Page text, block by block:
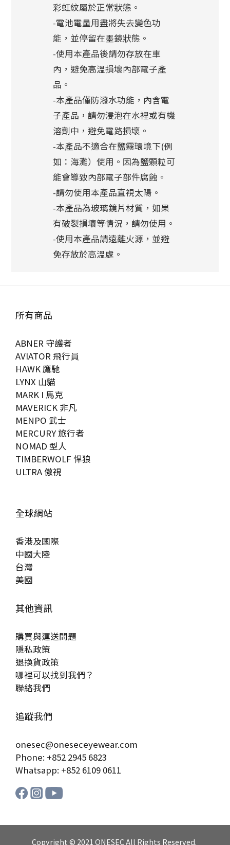
彩虹紋屬於正常狀態。
-電池電量用盡將失去變色功
能，並停留在墨鏡狀態。
-使用本產品後請勿存放在車
內，避免高溫損壞內部電子產
品。
-本產品僅防潑水功能，內含電
子產品，請勿浸泡在水裡或有機
溶劑中，避免電路損壞。
-本產品不適合在鹽霧環境下(例
如：海灘）使用。因為鹽顆粒可
能會導致內部電子部件腐蝕。
-請勿使用本產品直視太陽。
-本產品為玻璃鏡片材質，如果
有破裂損壞等情況，請勿使用。
-使用本產品請遠離火源，並避
免存放於高溫處。
所有商品
ABNER 守護者
AVIATOR 飛行員
HAWK 鷹馳
LYNX 山貓
MARK I 馬克
MAVERICK 非凡
MENPO 武士
MERCURY 旅行者
NOMAD 型人
TIMBERWOLF 悍狼
ULTRA 傲視
全球網站
香港及國際
中國大陸
台灣
美國
其他資訊
購買與運送問題
隱私政策
退換貨政策
哪裡可以找到我們？
聯絡我們
追蹤我們
onesec@oneseceyewear.com
Phone: +852 2945 6823
Whatsapp: +852 6109 0611
Copyright © 2021 ONESEC All Rights Reserved.